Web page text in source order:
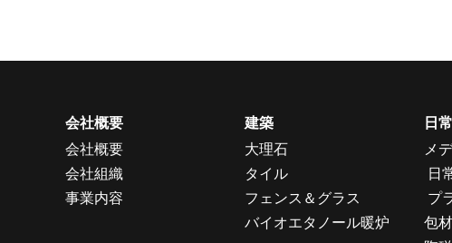
会社概要
会社概要
会社組織
事業内容
建築
大理石
タイル
フェンス＆グラス
バイオエタノール暖炉
日
メ
日
プ
包